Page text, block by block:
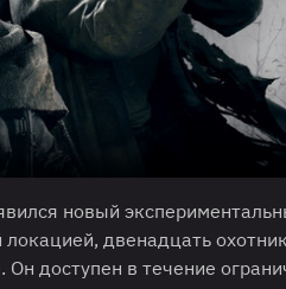
новый
двенадцать
доступен в течение